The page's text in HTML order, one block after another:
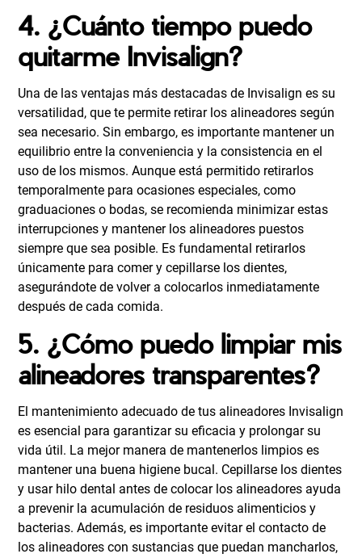
4. ¿Cuánto tiempo puedo
quitarme Invisalign?
Una de las ventajas más destacadas de Invisalign es su
versatilidad, que te permite retirar los alineadores según
sea necesario. Sin embargo, es importante mantener un
equilibrio entre la conveniencia y la consistencia en el
uso de los mismos. Aunque está permitido retirarlos
temporalmente para ocasiones especiales, como
graduaciones o bodas, se recomienda minimizar estas
interrupciones y mantener los alineadores puestos
siempre que sea posible. Es fundamental retirarlos
únicamente para comer y cepillarse los dientes,
asegurándote de volver a colocarlos inmediatamente
después de cada comida.
5. ¿Cómo puedo limpiar mis
alineadores transparentes?
El mantenimiento adecuado de tus alineadores Invisalign
es esencial para garantizar su eficacia y prolongar su
vida útil. La mejor manera de mantenerlos limpios es
mantener una buena higiene bucal. Cepillarse los dientes
y usar hilo dental antes de colocar los alineadores ayuda
a prevenir la acumulación de residuos alimenticios y
bacterias. Además, es importante evitar el contacto de
los alineadores con sustancias que puedan mancharlos,